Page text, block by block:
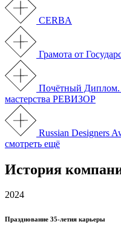
CERBA
Грамота от
Почётный Диплом.
мастерства РЕВИЗОР
Russian Designers
смотреть ещё
История
2024
Празднование 35-летия карьеры